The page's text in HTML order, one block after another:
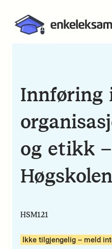
Innføring
og etikk
Høgskolen
HSM121
Ikke tilgjengelig – meld